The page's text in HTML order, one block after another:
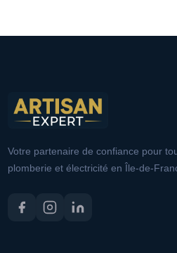
Votre partenaire de confiance pour
plomberie et électricité en Île-de-